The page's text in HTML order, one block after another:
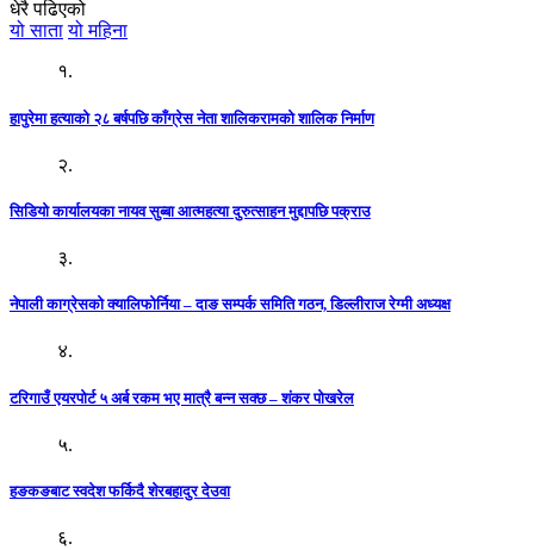
धेरै पढिएको
यो साता यो महिना
१.
हापुरेमा हत्याको २८ बर्षपछि काँग्रेस नेता शालिकरामको शालिक निर्माण
२.
सिडियो कार्यालयका नायव सुब्बा आत्महत्या दुरुत्साहन मुद्दापछि पक्राउ
३.
नेपाली काग्रेसको क्यालिफोर्निया – दाङ सम्पर्क समिति गठन, डिल्लीराज रेग्मी अध्यक्ष
४.
टरिगाउँ एयरपोर्ट ५ अर्ब रकम भए मात्रै बन्न सक्छ – शंकर पोखरेल
५.
हङकङबाट स्वदेश फर्किदै शेरबहादुर देउवा
६.